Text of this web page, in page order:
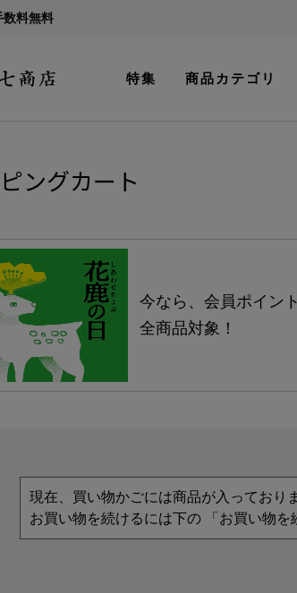
数料無料
特集 商品カテゴリ
ングカート
今なら、会員ポイン
全商品対象！
現在、買い物かごには商品が入っており
お買い物を続けるには下の 「お買い物を